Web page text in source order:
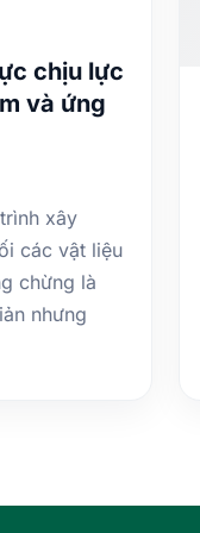
chịu lực
và ứng
xây
các vật liệu
chừng là
nhưng